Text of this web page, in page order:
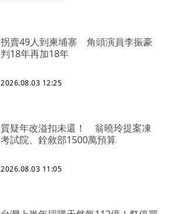
拐賣49人到柬埔寨 角頭演員李振豪
判18年再加18年
2026.08.03 12:25
質疑年改溢扣未還！ 翁曉玲提案凍
考試院、銓敘部1500萬預算
2026.08.03 11:05